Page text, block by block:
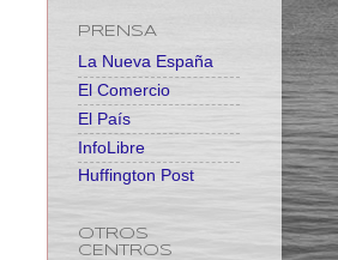
PRENSA
La Nueva España
El Comercio
El País
InfoLibre
Huffington Post
OTROS
CENTROS